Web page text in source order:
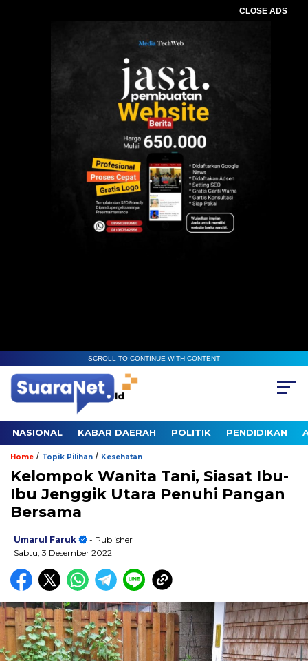
CLOSE ADS
SCROLL TO CONTINUE WITH CONTENT
NASIONAL KABAR DAERAH POLITIK PENDIDIKAN
Home / Topik Pilihan / Kesehatan
Kelompok Wanita Tani, Siasat Ibu-
Ibu Jenggik Utara Penuhi Pangan
Bersama
Umarul Faruk
- Publisher
Sabtu, 3 Desember 2022